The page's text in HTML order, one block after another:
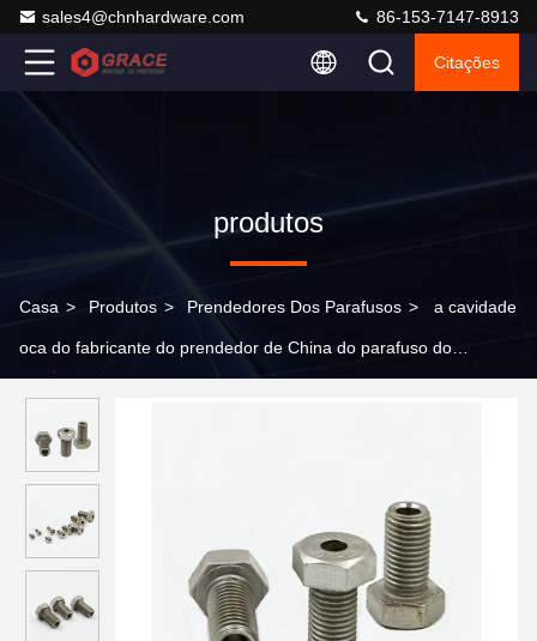
sales4@chnhardware.com 86-153-7147-8913
Citações
produtos
Casa > Produtos > Prendedores Dos Parafusos > a cavidade
oca do fabricante do prendedor de China do parafuso do